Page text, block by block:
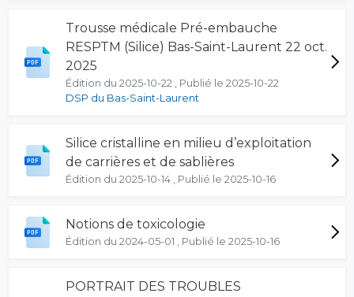
Trousse médicale Pré-embauche
RESPTM (Silice) Bas-Saint-Laurent 22 oct.
2025
Édition du 2025-10-22 , Publié le 2025-10-22
DSP du Bas-Saint-Laurent
Silice cristalline en milieu d’exploitation
de carrières et de sablières
Édition du 2025-10-14 , Publié le 2025-10-16
Notions de toxicologie
Édition du 2024-05-01 , Publié le 2025-10-16
PORTRAIT DES TROUBLES